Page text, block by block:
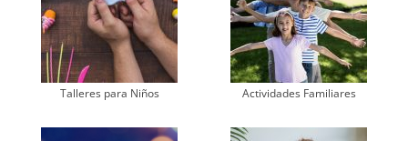
Talleres para Niños Actividades Familiares